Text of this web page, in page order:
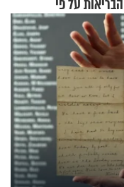
על פי
13